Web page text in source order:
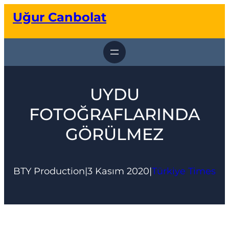
geçUğur Canbolat
UYDU
FOTOĞRAFLARINDA
GÖRÜLMEZ
BTY Production|3 Kasım 2020|Türkiye Times